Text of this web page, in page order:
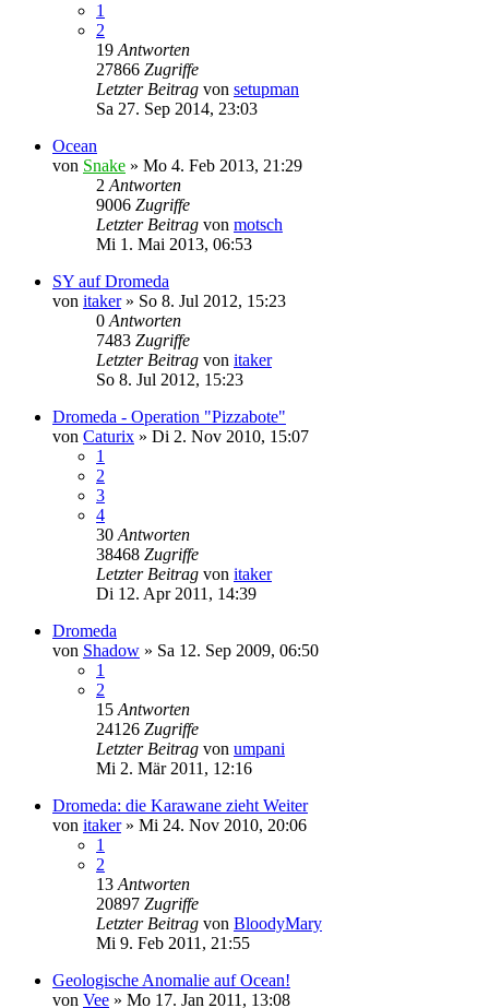
1
2
19 Antworten
27866 Zugriffe
Letzter Beitrag von setupman
Sa 27. Sep 2014, 23:03
Ocean
von Snake » Mo 4. Feb 2013, 21:29
2 Antworten
9006 Zugriffe
Letzter Beitrag von motsch
Mi 1. Mai 2013, 06:53
SY auf Dromeda
von itaker» So 8. Jul 2012, 15:23
0 Antworten
7483 Zugriffe
Letzter Beitrag von itaker
So 8. Jul 2012, 15:23
Dromeda - Operation "Pizzabote"
von Caturix » Di 2. Nov 2010, 15:07
1
2
3
4
30 Antworten
38468 Zugriffe
Letzter Beitrag von itaker
Di 12. Apr 2011, 14:39
Dromeda
von Shadow » Sa 12. Sep 2009, 06:50
1
2
15 Antworten
24126 Zugriffe
Letzter Beitrag von umpani
Mi 2. Mär 2011, 12:16
Dromeda: die Karawane zieht Weiter
von itaker» Mi 24. Nov 2010, 20:06
1
2
13 Antworten
20897 Zugriffe
Letzter Beitrag von BloodyMary
Mi 9. Feb 2011, 21:55
Geologische Anomalie auf Ocean!
von Vee » Mo 17. Jan 2011, 13:08